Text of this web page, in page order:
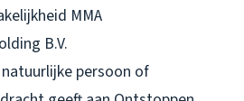
MMA
B.V.
persoon of